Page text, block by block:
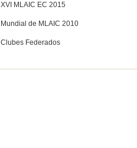
XVI MLAIC EC 2015
Mundial de MLAIC 2010
Clubes Federados